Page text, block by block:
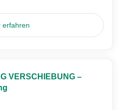
erfahren
VERSCHIEBUNG –